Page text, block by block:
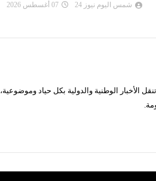
شمس اليوم نيوز 24 07 أغسطس 2026
الأخبار الوطنية والدولية بكل حياد وموضوعية،